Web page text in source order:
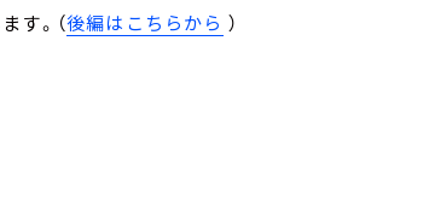
す。（後編はこちらから ）